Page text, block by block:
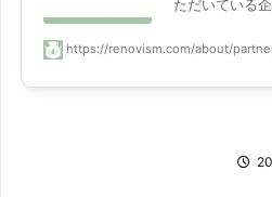
ただいている
https://renovism.com/about/